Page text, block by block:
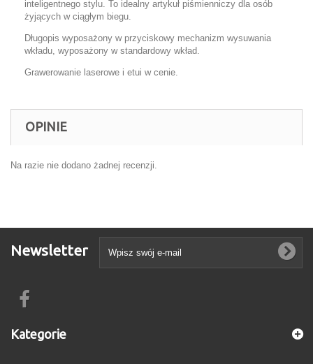
inteligentnego stylu. To idealny artykuł piśmienniczy dla osób
żyjących w ciągłym biegu.
Długopis wyposażony w przyciskowy mechanizm wysuwania
wkładu, wyposażony w standardowy wkład.
Grawerowanie laserowe i etui w cenie.
OPINIE
Na razie nie dodano żadnej recenzji.
Newsletter
Kategorie